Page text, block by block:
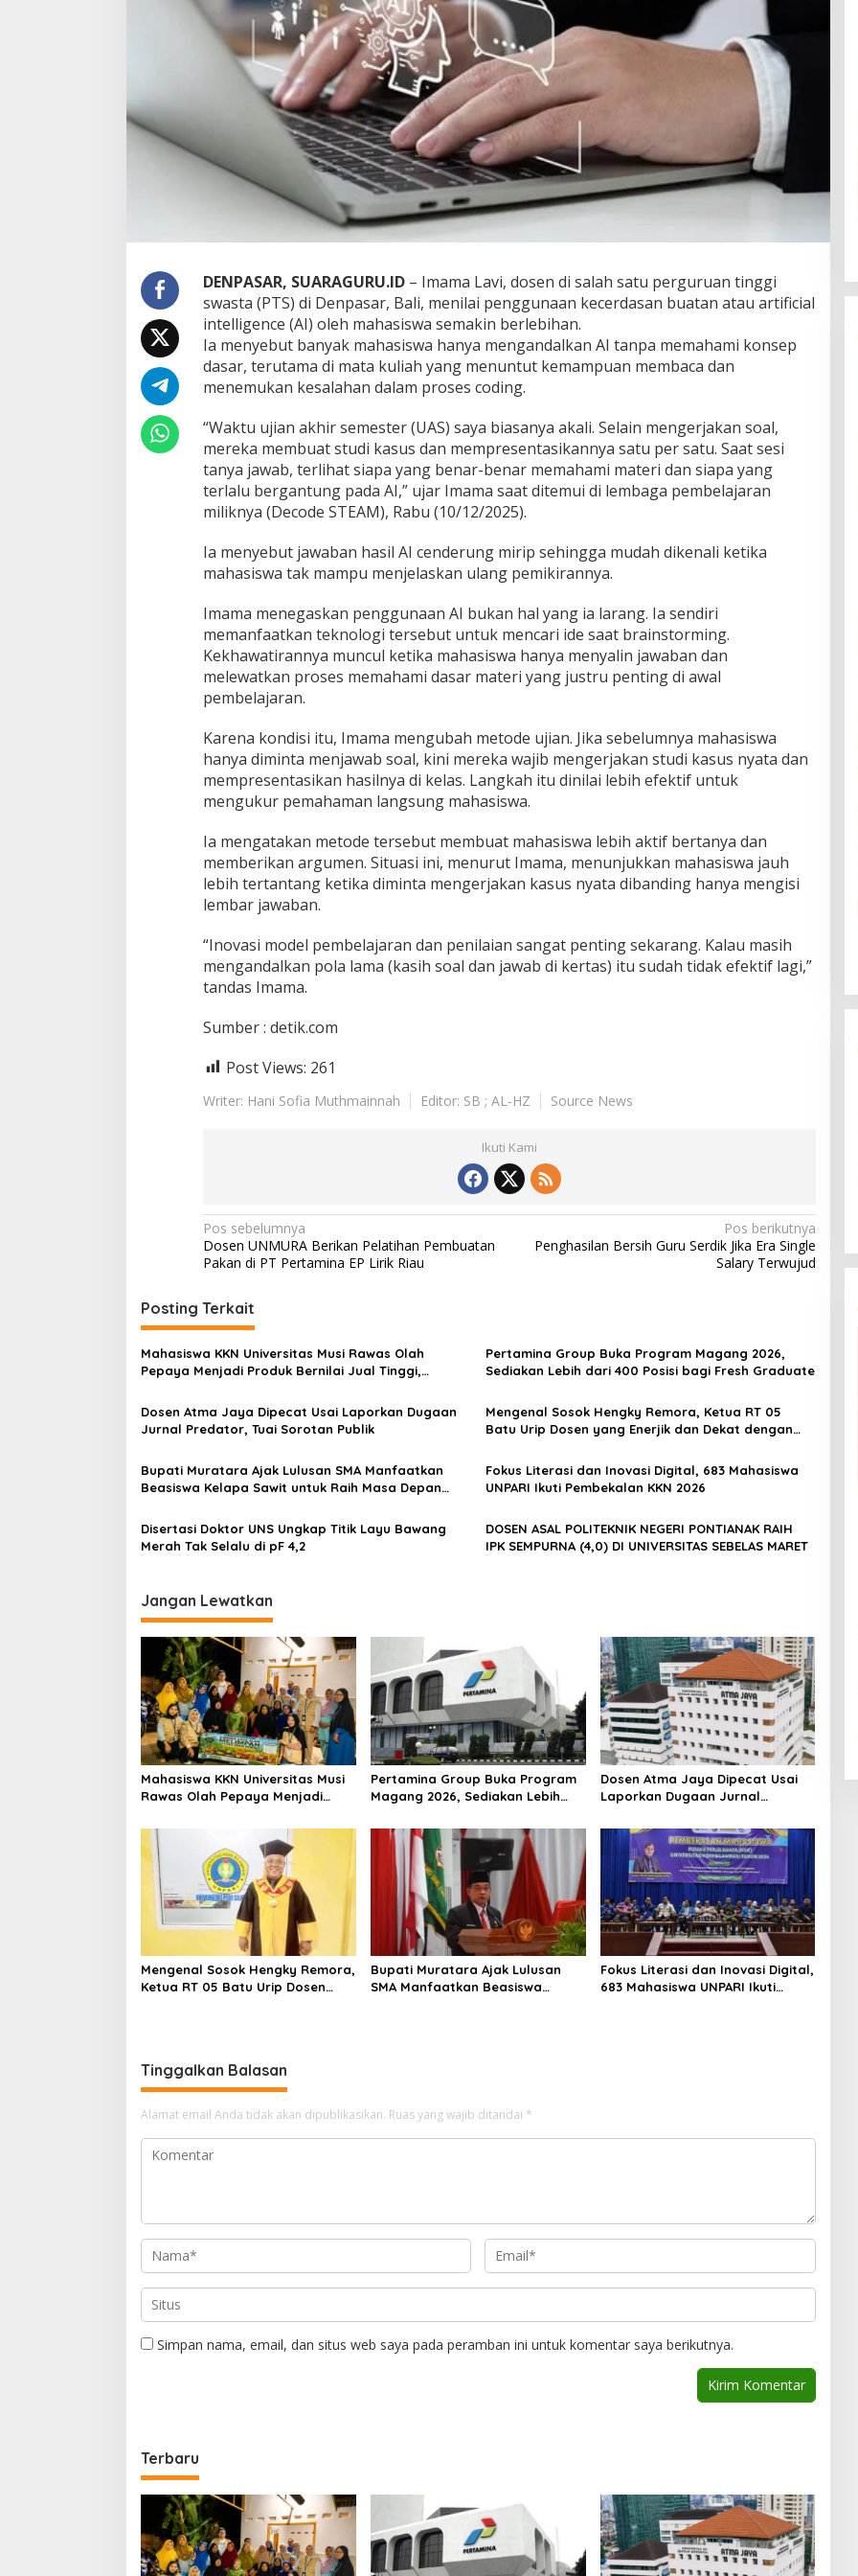
r
e
n
a
M
a
h
a
s
w
a
i
a
n
g
g
a
p
T
r
l
a
l
u
B
r
g
t
u
n
g
a
a
A
I
DENPASAR, SUARAGURU.ID– Imama Lavi, dosen di salah satu perguruan tinggi
swasta (PTS) di Denpasar, Bali, menilai penggunaan kecerdasan buatan atau artificial
intelligence (AI) oleh mahasiswa semakin berlebihan.
Ia menyebut banyak mahasiswa hanya mengandalkan AI tanpa memahami konsep
dasar, terutama di mata kuliah yang menuntut kemampuan membaca dan
menemukan kesalahan dalam proses coding.
“Waktu ujian akhir semester (UAS) saya biasanya akali. Selain mengerjakan soal,
mereka membuat studi kasus dan mempresentasikannya satu per satu. Saat sesi
tanya jawab, terlihat siapa yang benar-benar memahami materi dan siapa yang
terlalu bergantung pada AI,” ujar Imama saat ditemui di lembaga pembelajaran
miliknya (Decode STEAM), Rabu (10/12/2025).
Ia menyebut jawaban hasil AI cenderung mirip sehingga mudah dikenali ketika
mahasiswa tak mampu menjelaskan ulang pemikirannya.
Imama menegaskan penggunaan AI bukan hal yang ia larang. Ia sendiri
memanfaatkan teknologi tersebut untuk mencari ide saat brainstorming.
Kekhawatirannya muncul ketika mahasiswa hanya menyalin jawaban dan
melewatkan proses memahami dasar materi yang justru penting di awal
pembelajaran.
Karena kondisi itu, Imama mengubah metode ujian. Jika sebelumnya mahasiswa
hanya diminta menjawab soal, kini mereka wajib mengerjakan studi kasus nyata dan
mempresentasikan hasilnya di kelas. Langkah itu dinilai lebih efektif untuk
mengukur pemahaman langsung mahasiswa.
Ia mengatakan metode tersebut membuat mahasiswa lebih aktif bertanya dan
memberikan argumen. Situasi ini, menurut Imama, menunjukkan mahasiswa jauh
lebih tertantang ketika diminta mengerjakan kasus nyata dibanding hanya mengisi
lembar jawaban.
“Inovasi model pembelajaran dan penilaian sangat penting sekarang. Kalau masih
mengandalkan pola lama (kasih soal dan jawab di kertas) itu sudah tidak efektif lagi,”
tandas Imama.
Sumber : detik.com
Post Views: 261
Writer: Hani Sofia Muthmainnah Editor: SB ; AL-HZ Source News
Ikuti Kami
N
a
i
g
a
i
o
s
Pos sebelumnya
Dosen UNMURA Berikan Pelatihan Pembuatan
Pakan di PT Pertamina EP Lirik Riau
Pos berikutnya
Penghasilan Bersih Guru Serdik Jika Era Single
Salary Terwujud
Posting Terkait
Mahasiswa KKN Universitas Musi Rawas Olah
Pepaya Menjadi Produk Bernilai Jual Tinggi,
Pertamina Group Buka Program Magang 2026,
Sediakan Lebih dari 400 Posisi bagi Fresh Graduate
Dosen Atma Jaya Dipecat Usai Laporkan Dugaan
Jurnal Predator, Tuai Sorotan Publik
Mengenal Sosok Hengky Remora, Ketua RT 05
Batu Urip Dosen yang Enerjik dan Dekat dengan
Bupati Muratara Ajak Lulusan SMA Manfaatkan
Beasiswa Kelapa Sawit untuk Raih Masa Depan
Fokus Literasi dan Inovasi Digital, 683 Mahasiswa
UNPARI Ikuti Pembekalan KKN 2026
Disertasi Doktor UNS Ungkap Titik Layu Bawang
Merah Tak Selalu di pF 4,2
DOSEN ASAL POLITEKNIK NEGERI PONTIANAK RAIH
IPK SEMPURNA (4,0) DI UNIVERSITAS SEBELAS MARET
Jangan Lewatkan
Mahasiswa KKN Universitas Musi
Rawas Olah Pepaya Menjadi
Dorong UMKM Desa Air Satan
Pertamina Group Buka Program
Magang 2026, Sediakan Lebih
Graduate
Dosen Atma Jaya Dipecat Usai
Laporkan Dugaan Jurnal
Mengenal Sosok Hengky Remora,
Ketua RT 05 Batu Urip Dosen
Bupati Muratara Ajak Lulusan
SMA Manfaatkan Beasiswa
Fokus Literasi dan Inovasi Digital,
683 Mahasiswa UNPARI Ikuti
Tinggalkan Balasan
Alamat email Anda tidak akan dipublikasikan. Ruas yang wajib ditandai *
Simpan nama, email, dan situs web saya pada peramban ini untuk komentar saya berikutnya.
Terbaru